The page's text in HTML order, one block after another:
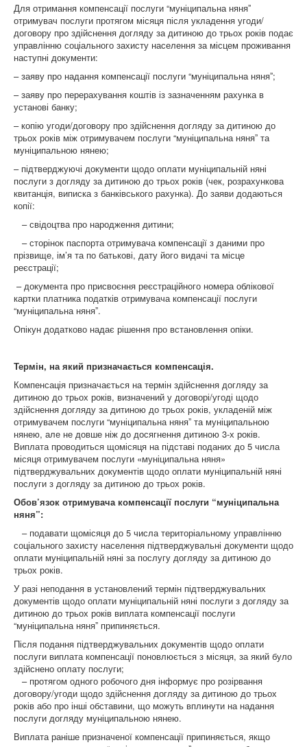
Для отримання компенсації послуги “муніципальна няняˮ
отримувач послуги протягом місяця після укладення угоди/
договору про здійснення догляду за дитиною до трьох років подає
управлінню соціального захисту населення за місцем проживання
наступні документи:
– заяву про надання компенсації послуги “муніципальна няняˮ;
– заяву про перерахування коштів із зазначенням рахунка в
установі банку;
– копію угоди/договору про здійснення догляду за дитиною до
трьох років між отримувачем послуги “муніципальна няняˮ та
муніципальною нянею;
– підтверджуючі документи щодо оплати муніципальній няні
послуги з догляду за дитиною до трьох років (чек, розрахункова
квитанція, виписка з банківського рахунка). До заяви додаються
копії:
– свідоцтва про народження дитини;
– сторінок паспорта отримувача компенсації з даними про
прізвище, ім’я та по батькові, дату його видачі та місце
реєстрації;
– документа про присвоєння реєстраційного номера облікової
картки платника податків отримувача компенсації послуги
“муніципальна няняˮ.
Опікун додатково надає рішення про встановлення опіки.
Термін, на який призначається компенсація.
Компенсація призначається на термін здійснення догляду за
дитиною до трьох років, визначений у договорі/угоді щодо
здійснення догляду за дитиною до трьох років, укладеній між
отримувачем послуги “муніципальна няняˮ та муніципальною
нянею, але не довше ніж до досягнення дитиною 3-х років.
Виплата проводиться щомісяця на підставі поданих до 5 числа
місяця отримувачем послуги «муніципальна няня»
підтверджувальних документів щодо оплати муніципальній няні
послуги з догляду за дитиною до трьох років.
Обов’язок отримувача компенсації послуги “муніципальна
няня”:
– подавати щомісяця до 5 числа територіальному управлінню
соціального захисту населення підтверджувальні документи щодо
оплати муніципальній няні за послугу догляду за дитиною до
трьох років.
У разі неподання в установлений термін підтверджувальних
документів щодо оплати муніципальній няні послуги з догляду за
дитиною до трьох років виплата компенсації послуги
“муніципальна няняˮ припиняється.
Після подання підтверджувальних документів щодо оплати
послуги виплата компенсації поновлюється з місяця, за який було
здійснено оплату послуги;
– протягом одного робочого дня інформує про розірвання
договору/угоди щодо здійснення догляду за дитиною до трьох
років або про інші обставини, що можуть вплинути на надання
послуги догляду муніципальною нянею.
Виплата раніше призначеної компенсації припиняється, якщо